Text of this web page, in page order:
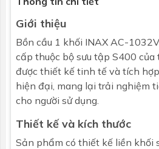
Bảo hành
Giới thiệu
Bồn cầu 1 khối INAX AC-
cấp thuộc bộ sưu tập S400 của
được thiết kế tinh tế và tích
hiện đại, mang lại trải nghiệm
cho người sử dụng.
Thiết kế và kích thước
Sản phẩm có thiết kế liền khối